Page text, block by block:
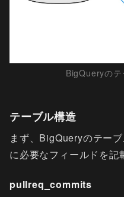
BigQueryの
テーブル構造
まず、BigQueryのテー
に必要なフィールドを記
pullreq_commits